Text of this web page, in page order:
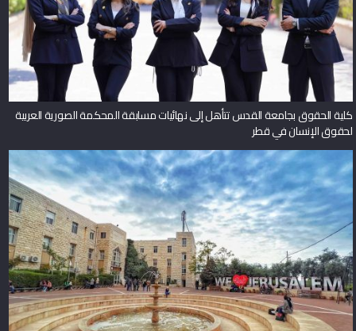
كلية الحقوق بجامعة القدس تتأهل إلى نهائيات مسابقة المحكمة الصورية العربية
لحقوق الإنسان في قطر